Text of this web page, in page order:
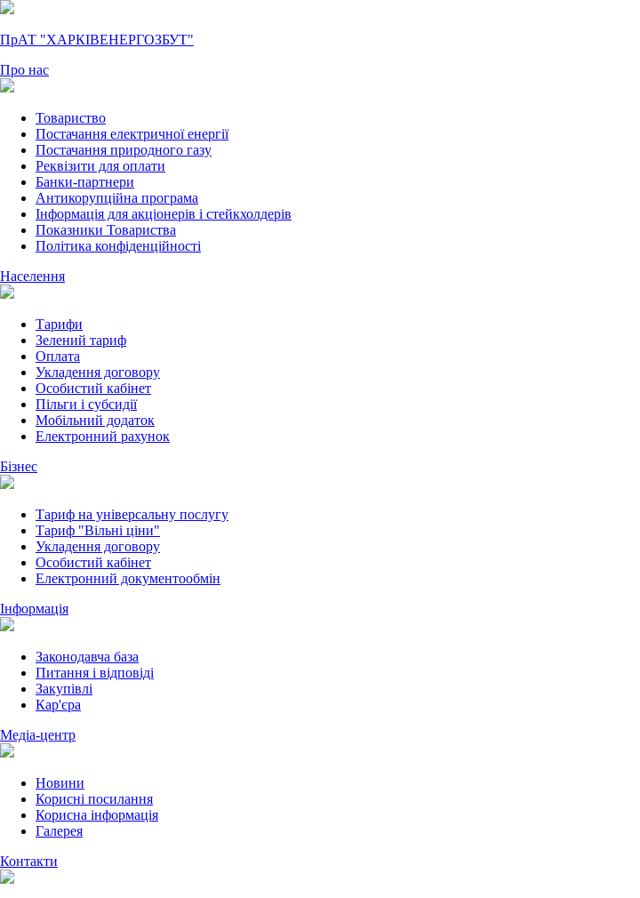
ПрАТ "ХАРКІВЕНЕРГОЗБУТ"
Про нас
Товариство
Постачання електричної енергії
Постачання природного газу
Реквізити для оплати
Банки-партнери
Антикорупційна програма
Інформація для акціонерів і стейкхолдерів
Показники Товариства
Політика конфіденційності
Населення
Тарифи
Зелений тариф
Оплата
Укладення договору
Особистий кабінет
Пільги і субсидії
Мобільний додаток
Електронний рахунок
Бізнес
Тариф на універсальну послугу
Тариф "Вільні ціни"
Укладення договору
Особистий кабінет
Електронний документообмін
Інформація
Законодавча база
Питання і відповіді
Закупівлі
Кар'єра
Медіа-центр
Новини
Корисні посилання
Корисна інформація
Галерея
Контакти